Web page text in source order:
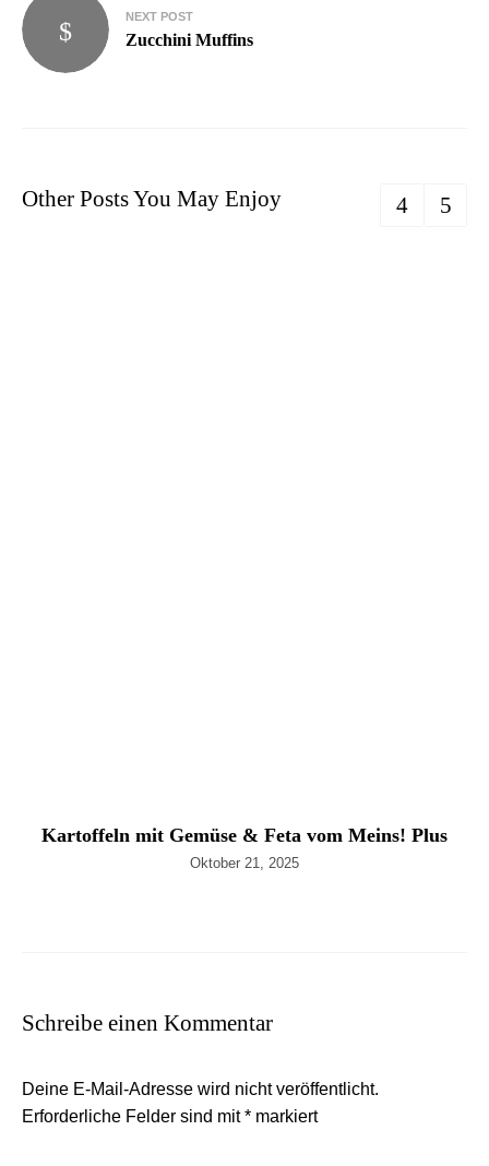
NEXT POST
Zucchini Muffins
Other Posts You May Enjoy
Kartoffeln mit Gemüse & Feta vom Meins! Plus
Oktober 21, 2025
Schreibe einen Kommentar
Deine E-Mail-Adresse wird nicht veröffentlicht.
Erforderliche Felder sind mit* markiert